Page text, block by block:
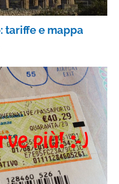
tariffe e mappa